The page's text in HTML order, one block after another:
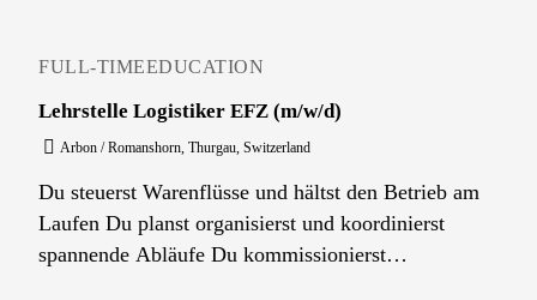
Projekten stehen nicht nur technische Profis,
Hintergrund die Fäden zusammenhalten. Für den
Lehrstart im August 2027 suchen wir motivierte und
neugierige Talente für die Ausbildung als Kauffrau /
Kaufmann EFZ . Während deiner Lehre lernst du
verschiedene Abteilungen kennen und erhältst
FULL-TIMEEDUCATION
Lehrstelle Logistiker EFZ (m/w/d)
Arbon / Romanshorn, Thurgau, Switzerland
Du steuerst Warenflüsse und hältst den Betrieb am
Laufen Du planst organisierst und koordinierst
spannende Abläufe Du kommissionierst